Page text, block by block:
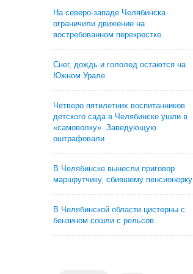
На северо-западе Челябинска
ограничили движение на
востребованном перекрестке
Снег, дождь и гололед остаются на
Южном Урале
Четверо пятилетних воспитанников
детского сада в Челябинске ушли в
«самоволку». Заведующую
оштрафовали
В Челябинске вынесли приговор
маршрутчику, сбившему пенсионерку
В Челябинской области цистерны с
бензином сошли с рельсов